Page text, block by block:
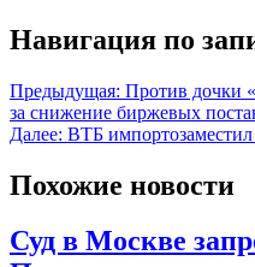
Навигация по
Предыдущая: Против дочки
за снижение биржевых
Далее: ВТБ
Похожие новости
Суд в Москве